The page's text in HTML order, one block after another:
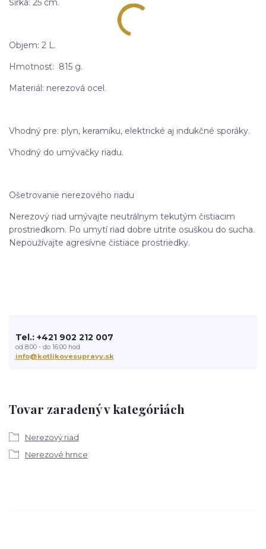
Šírka: 25 cm.
Objem: 2 L.
Hmotnosť: 815 g.
Materiál: nerezová ocel.
Vhodný pre: plyn, keramiku, elektrické aj indukčné sporáky.
Vhodný do umývačky riadu.
Ošetrovanie nerezového riadu
Nerezový riad umývajte neutrálnym tekutým čistiacim
prostriedkom. Po umytí riad dobre utrite osuškou do sucha.
Nepoužívajte agresívne čistiace prostriedky.
Tovar zaradený v kategóriách
Nerezový riad
Nerezové hrnce
Tel.: +421 902 212 007
od 8:00 - do 16:00 hod
info@kotlikovesupravy.sk